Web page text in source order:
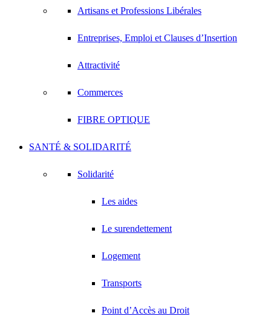
Artisans et Professions Libérales
Entreprises, Emploi et Clauses d’Insertion
Attractivité
Commerces
FIBRE OPTIQUE
SANTÉ & SOLIDARITÉ
Solidarité
Les aides
Le surendettement
Logement
Transports
Point d’Accès au Droit